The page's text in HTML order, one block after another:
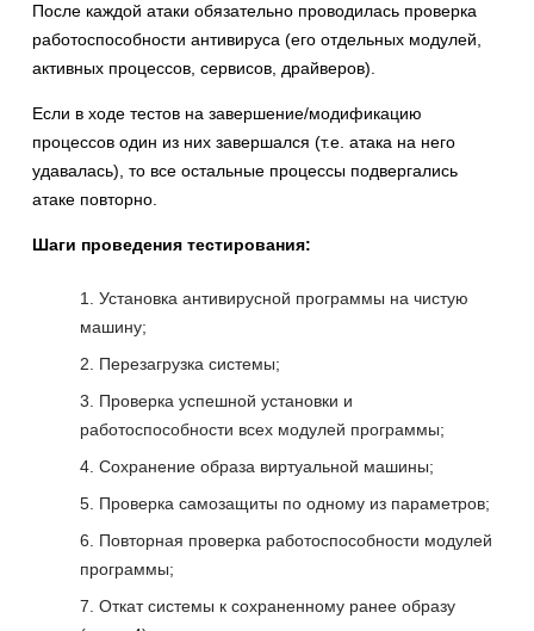
После каждой атаки обязательно проводилась проверка
работоспособности антивируса (его отдельных модулей,
активных процессов, сервисов, драйверов).
Если в ходе тестов на завершение/модификацию
процессов один из них завершался (т.е. атака на него
удавалась), то все остальные процессы подвергались
атаке повторно.
Шаги проведения тестирования:
Установка антивирусной программы на чистую
машину;
Перезагрузка системы;
Проверка успешной установки и
работоспособности всех модулей программы;
Сохранение образа виртуальной машины;
Проверка самозащиты по одному из параметров;
Повторная проверка работоспособности модулей
программы;
Откат системы к сохраненному ранее образу